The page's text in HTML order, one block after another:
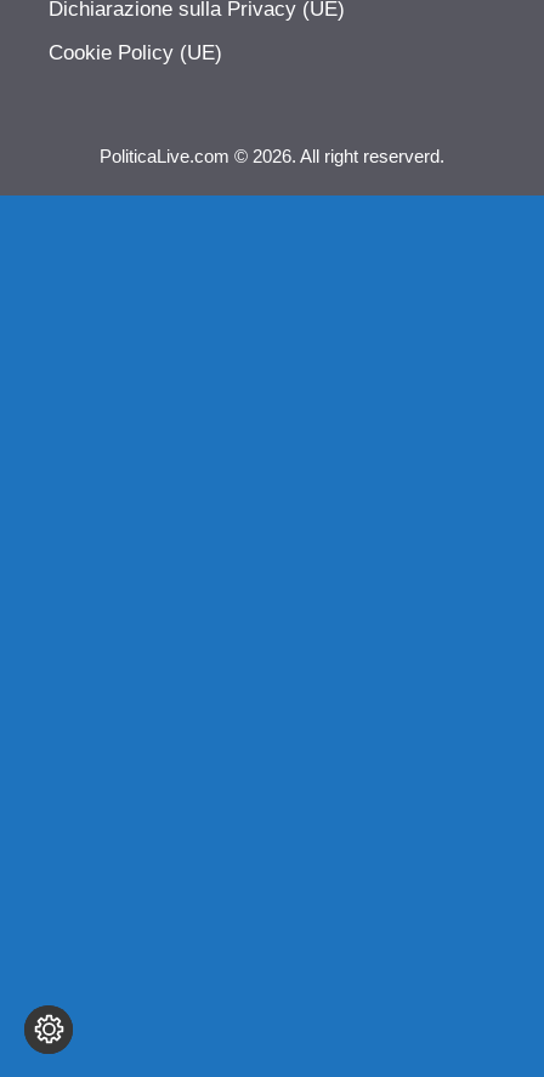
Dichiarazione sulla Privacy (UE)
Cookie Policy (UE)
PoliticaLive.com © 2026. All right reserverd.